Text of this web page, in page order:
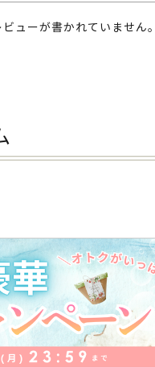
ビューが書かれていません。